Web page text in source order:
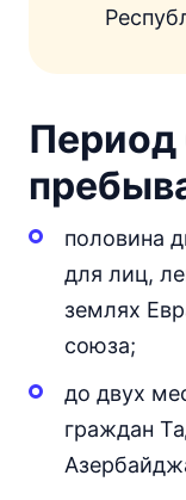
Период
половина
для лиц,
землях
союза;
до двух
граждан